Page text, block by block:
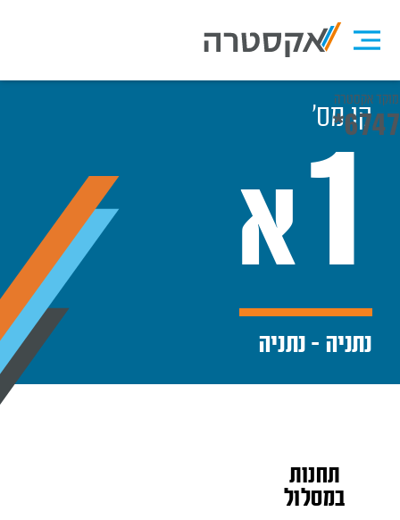
מוקד אקסטרה
*6747
קו מס׳
1א
נתניה - נתניה
תחנות
במסלול